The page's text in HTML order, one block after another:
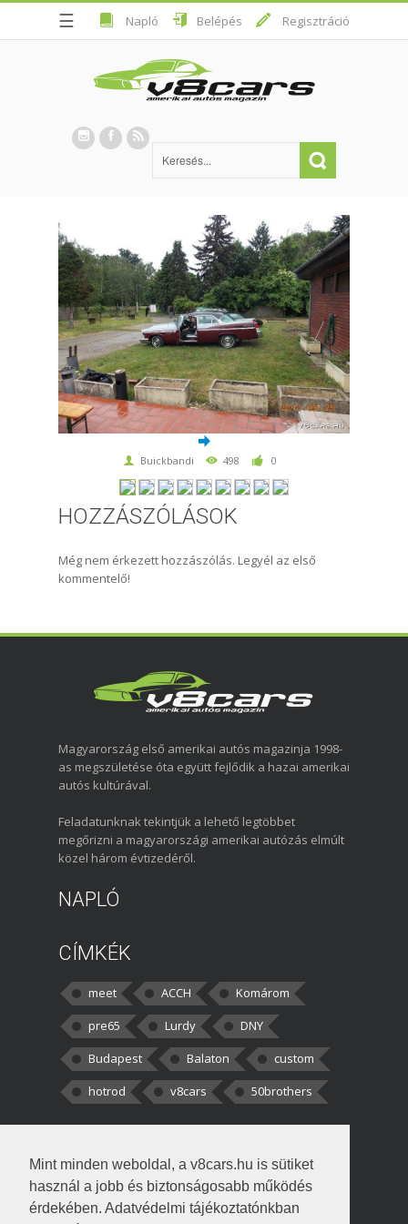
Mint minden weboldal, a v8cars.hu is sütiket
használ a jobb és biztonságosabb működés
érdekében. Adatvédelmi tájékoztatónkban
☰ Napló Belépés Regisztráció
Buickbandi 498 0
HOZZÁSZÓLÁSOK
Még nem érkezett hozzászólás. Legyél az első
kommentelő!
Magyarország első amerikai autós magazinja 1998-
as megszületése óta együtt fejlődik a hazai amerikai
autós kultúrával.
Feladatunknak tekintjük a lehető legtöbbet
megőrizni a magyarországi amerikai autózás elmúlt
közel három évtizedéről.
NAPLÓ
CÍMKÉK
meet ACCH
Komárom
pre65
Lurdy
DNY
Budapest
Balaton
custom
hotrod
v8cars 50brothers
kortisz:Elszúrtam! Én csak két
darabbaal számoltam. Nem tudtam, hogy fél autót,